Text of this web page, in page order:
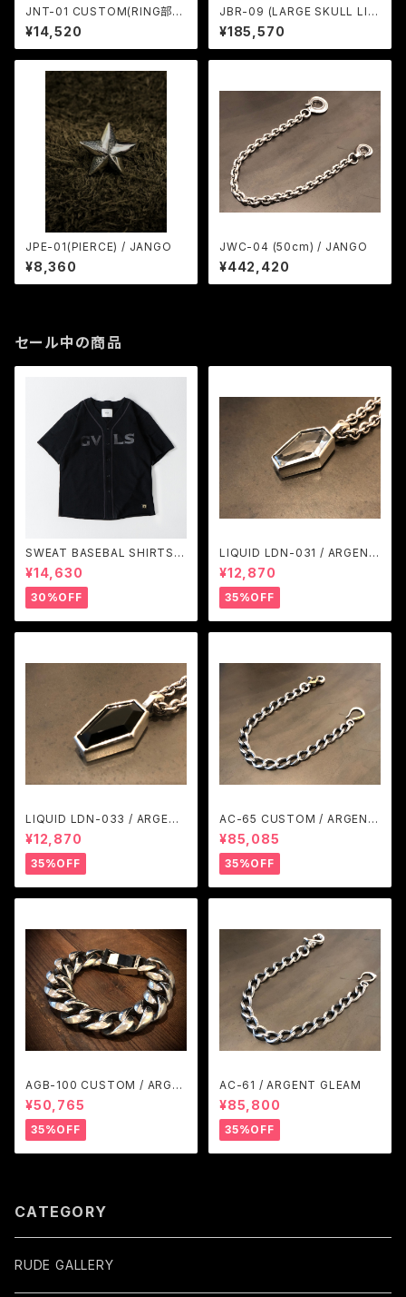
JNT-01 CUSTOM(RING部の
み・両面刻印) / JANGO
¥14,520
JBR-09 (LARGE SKULL LIN
K BRACELET) / JANGO
¥185,570
JPE-01(PIERCE) / JANGO
¥8,360
JWC-04 (50cm) / JANGO
¥442,420
セール中の商品
SWEAT BASEBAL SHIRTS
(BLACK) / GAVIAL
¥14,630
30%OFF
LIQUID LDN-031 / ARGENT
GLEAM
¥12,870
35%OFF
LIQUID LDN-033 / ARGENT
GLEAM
¥12,870
35%OFF
AC-65 CUSTOM / ARGENT
GLEAM
¥85,085
35%OFF
AGB-100 CUSTOM / ARGE
NT GLEAM
¥50,765
35%OFF
AC-61 / ARGENT GLEAM
¥85,800
35%OFF
CATEGORY
RUDE GALLERY